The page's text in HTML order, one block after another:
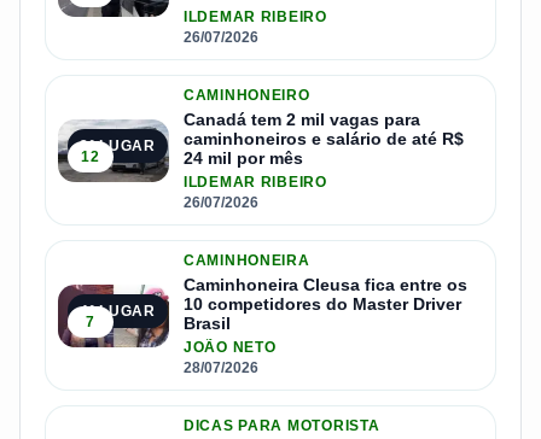
ILDEMAR RIBEIRO
26/07/2026
3º LUGAR
12
CAMINHONEIRO
Canadá tem 2 mil vagas para
caminhoneiros e salário de até R$
24 mil por mês
ILDEMAR RIBEIRO
26/07/2026
4º LUGAR
7
CAMINHONEIRA
Caminhoneira Cleusa fica entre os
10 competidores do Master Driver
Brasil
JOÃO NETO
28/07/2026
DICAS PARA MOTORISTA